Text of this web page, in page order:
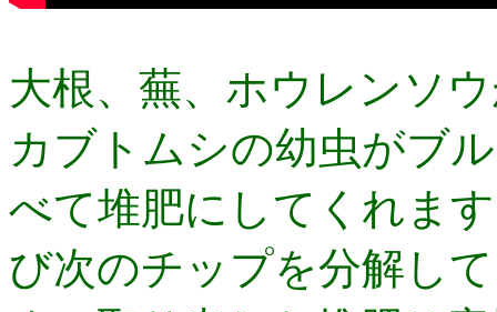
大根、蕪、ホウレンソ
カブトムシの幼虫がブ
べて堆肥にしてくれま
び次のチップを分解し